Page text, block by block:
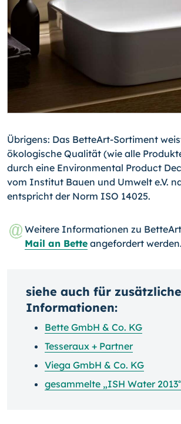
Übrigens: Das BetteArt-Sortiment
ökologische Qualität (wie alle
durch eine Environmental Product
vom Institut Bauen und Umwelt e.V.
entspricht der Norm ISO 14025.
Weitere Informationen zu
Mail an Bette angefordert werden.
siehe auch für zusätzliche
Informationen:
Bette GmbH & Co. KG
Tesseraux + Partner
Viega GmbH & Co. KG
gesammelte „ISH Water